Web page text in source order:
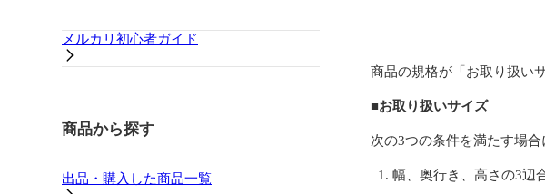
メルカリ初心者ガイド
商品から探す
出品・購入した商品一覧
商品の規格が「お取り扱い
■お取り扱いサイズ
次の3つの条件を満たす場合
幅、奥行き、高さの3辺